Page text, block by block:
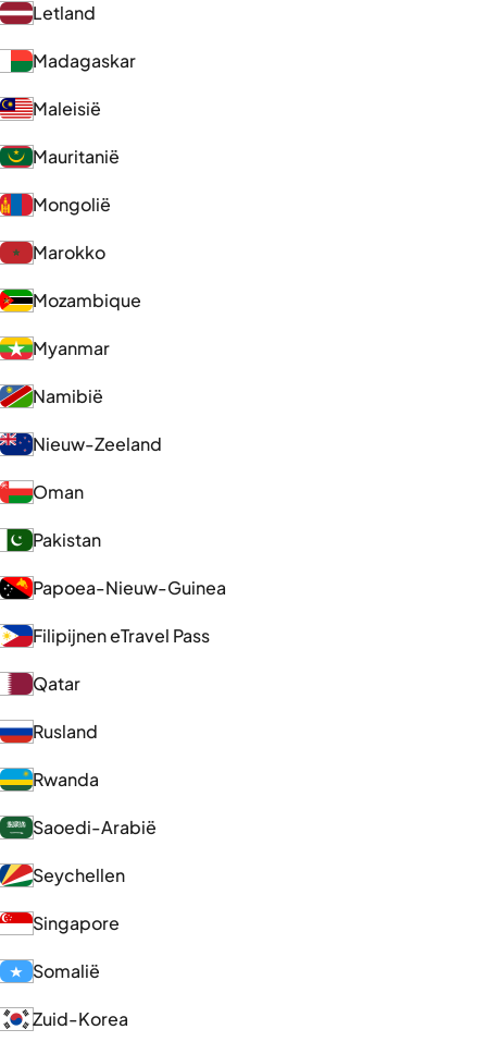
Letland
Madagaskar
Maleisië
Mauritanië
Mongolië
Marokko
Mozambique
Myanmar
Namibië
Nieuw-Zeeland
Oman
Pakistan
Papoea-Nieuw-Guinea
Filipijnen eTravel Pass
Qatar
Rusland
Rwanda
Saoedi-Arabië
Seychellen
Singapore
Somalië
Zuid-Korea